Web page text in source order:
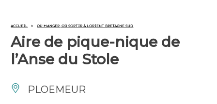
ACCUEIL > OÙ MANGER, OÙ SORTIR À LORIENT BRETAGNE SUD
Aire de pique-nique de
l’Anse du Stole
PLOEMEUR